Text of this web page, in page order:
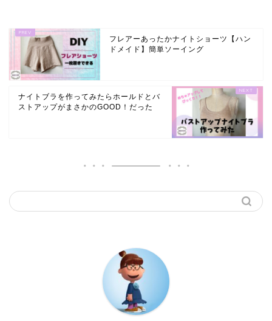
フレアーあったかナイトショーツ【ハン
ドメイド】簡単ソーイング
ナイトブラを作ってみたらホールドとバ
ストアップがまさかのGOOD！だった